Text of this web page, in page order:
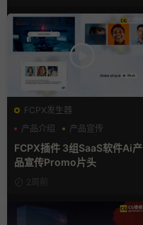
FCPX发生器
产品介绍
产品宣传
产品展示
FCPX插件 3组SaaS软件Ai产
品宣传Promo片头
2周前